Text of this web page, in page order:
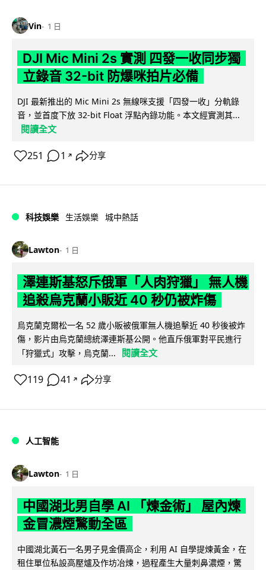
Vin 1 日
DJI Mic Mini 2s 實測 四發一收同步獨
立錄音 32-bit 防爆咪拍片必備
DJI 最新推出的 Mic Mini 2s 無線咪支援「四發一收」分軌錄
音，並首度下放 32-bit Float 浮點內錄功能。本文經實測其...
閱讀全文
251 1 ↗ 分享
科技娛樂 生活娛樂 城中熱話
Lawton 1 日
澤連斯基怒斥俄軍「人肉狩獵」 無人機
追殺烏克蘭小販近 40 秒仍被炸傷
烏克蘭克爾松一名 52 歲小販被俄軍無人機追擊近 40 秒後被炸
傷，影片由烏克蘭總統澤連斯基公開。他直斥俄軍對平民進行
「狩獵式」攻擊，烏克蘭...
閱讀全文
119 41 ↗ 分享
人工智能
Lawton 1 日
中國湖北男自學 AI 「煉金術」 屋內煉
金冒濃煙驚動全區
中國湖北黃石一名男子見金價高企，利用 AI 自學提煉黃金，在
租住單位私設高壓爐及作坊冶煉，過程產生大量刺鼻濃煙，驚